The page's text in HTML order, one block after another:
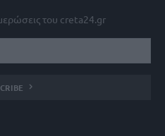
του creta24.gr